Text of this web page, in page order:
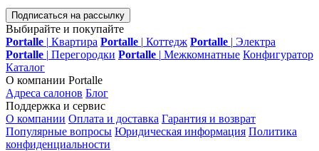
Подписаться на рассылку
Выбирайте и покупайте
Portalle | Квартира Portalle | Коттедж Portalle | Электра
Portalle | Перегородки Portalle | Межкомнатные Конфигуратор
Каталог
О компании Portalle
Адреса салонов Блог
Поддержка и сервис
О компании Оплата и доставка Гарантия и возврат
Популярные вопросы Юридическая информация Политика
конфиденциальности